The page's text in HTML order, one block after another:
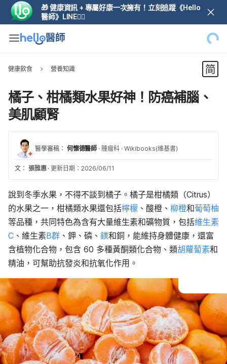
🎁 健康資訊 + 專屬好康一次擁有！立刻追蹤《Hello
醫師》LINE👆🏼
健康飲食 營養知識
橘子、柑橘類水果好神！防癌補腦、
美肌顧腎
醫學審稿： 何懷德醫師 · 腫瘤科 · Wikibooks(維基書)
文： 張雅惠 · 更新日期：2026/06/11
說到冬季水果，不得不談到橘子。橘子是柑橘類（Citrus）
的水果之一，柑橘類水果還包括檸檬 、酸橙、 柳橙和葡萄柚
等品種，共同特色為含有大量維生素和礦物質，包括維生素
C 、維生素B群 、鉀、磷、 鎂和銅，能維持身體健康，還富
含植物化合物，包含 60 多種黃酮類化合物、類胡蘿蔔素和
精油，可幫助抗發炎和抗氧化作用。